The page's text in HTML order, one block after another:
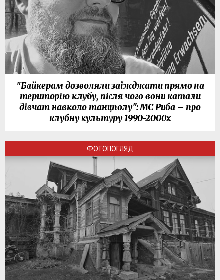
"Байкерам дозволяли заїжджати прямо на
територію клубу, після чого вони катали
дівчат навколо танцполу": МС Риба – про
клубну культуру 1990-2000х
ФОТОПОГЛЯД